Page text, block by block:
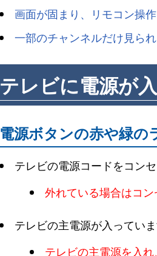
画面が固まり、リモコン操
一部のチャンネルだけ見ら
テレビに電源が
電源ボタンの赤や緑の
テレビの電源コードをコン
外れている場合はコン
テレビの主電源が入ってい
テレビの主電源を入